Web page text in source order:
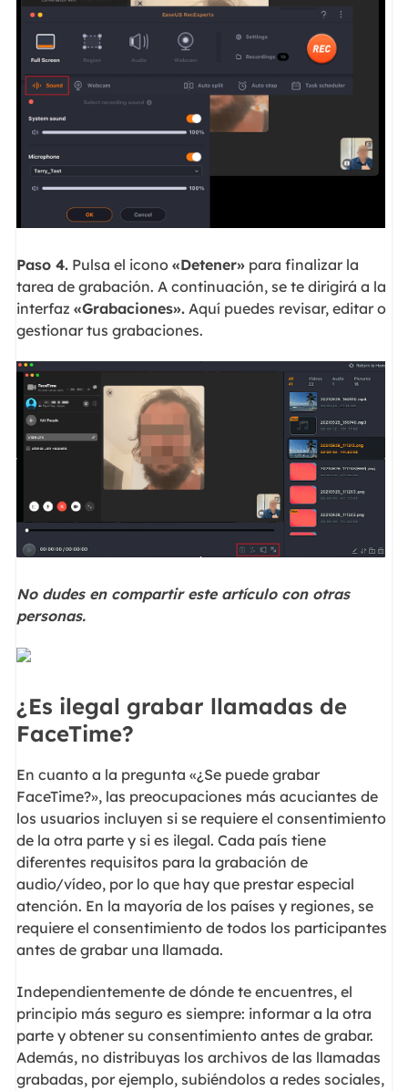
Paso 4.Pulsa el icono «Detener»para finalizar la
tarea de grabación. A continuación, se te dirigirá a la
interfaz «Grabaciones».Aquí puedes revisar, editar o
gestionar tus grabaciones.
No dudes en compartir este artículo con otras
personas.
¿Es ilegal grabar llamadas de
FaceTime?
En cuanto a la pregunta «¿Se puede grabar
FaceTime?», las preocupaciones más acuciantes de
los usuarios incluyen si se requiere el consentimiento
de la otra parte y si es ilegal. Cada país tiene
diferentes requisitos para la grabación de
audio/vídeo, por lo que hay que prestar especial
atención. En la mayoría de los países y regiones, se
requiere el consentimiento de todos los participantes
antes de grabar una llamada.
Independientemente de dónde te encuentres, el
principio más seguro es siempre: informar a la otra
parte y obtener su consentimiento antes de grabar.
Además, no distribuyas los archivos de las llamadas
grabadas, por ejemplo, subiéndolos a redes sociales,